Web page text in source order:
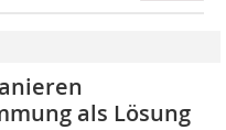
als Lösung